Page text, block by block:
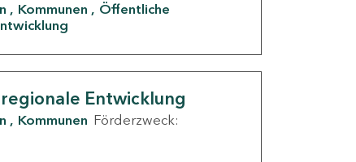
Kommunen
Öffentliche
Entwicklung
Kommunen Förderzweck: